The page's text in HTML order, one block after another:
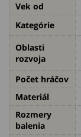
Vek od
Kategórie
Oblasti
rozvoja
Počet hráčov
Materiál
Rozmery
balenia